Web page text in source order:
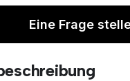
Eine Frage